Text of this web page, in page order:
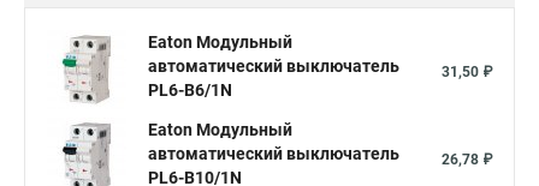
Eaton Модульный
автоматический выключатель
PL6-B6/1N
31,50 ₽
Eaton Модульный
автоматический выключатель
PL6-B10/1N
26,78 ₽